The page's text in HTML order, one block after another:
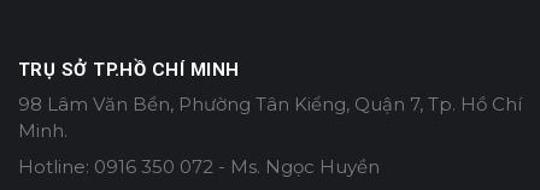
TRỤ SỞ TP.HỒ CHÍ MINH
98 Lâm Văn Bền, Phường Tân Kiểng, Quận 7, Tp. Hồ Chí
Minh.
Hotline: 0916 350 072 - Ms. Ngọc Huyền